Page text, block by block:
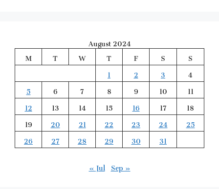
August 2024
M
T W T F S
S
1
2 3
4
5
6 7 8 9 10
11
12
13 14 15 16 17
18
19
20 21 22 23 24
25
26
27 28 29 30
31
« Jul Sep »